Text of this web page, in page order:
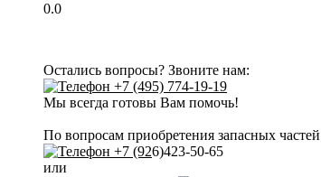
0.0
Остались вопросы? Звоните нам:
+7 (495) 774-19-19
Мы всегда готовы Вам помочь!
По вопросам приобретения запасных частей
+7 (926)423-50-65
или